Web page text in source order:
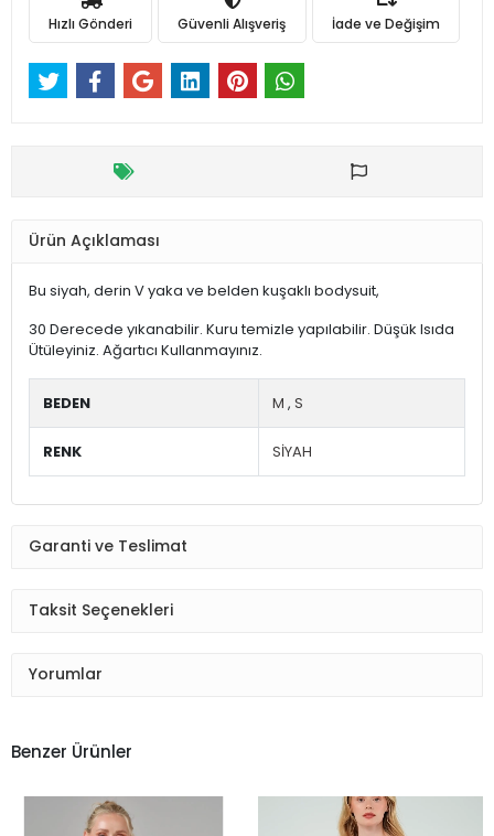
Hızlı Gönderi Güvenli Alışveriş İade ve Değişim
Ürün Açıklaması
Bu siyah, derin V yaka ve belden kuşaklı bodysuit,
30 Derecede yıkanabilir. Kuru temizle yapılabilir. Düşük Isıda
Ütüleyiniz. Ağartıcı Kullanmayınız.
BEDEN M , S
RENK SİYAH
Garanti ve Teslimat
Taksit Seçenekleri
Yorumlar
Benzer Ürünler